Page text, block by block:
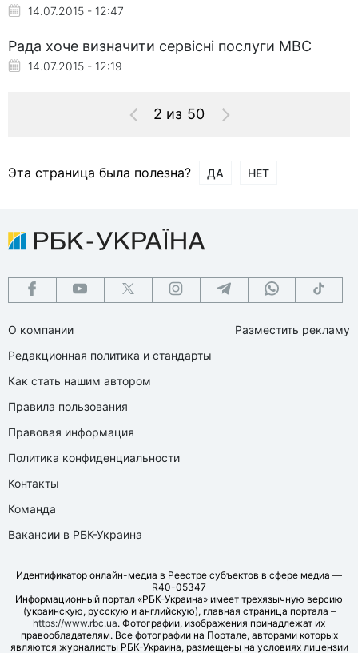
14.07.2015 - 12:47
Рада хоче визначити сервісні послуги МВС
14.07.2015 - 12:19
2 из 50
Эта страница была полезна? ДА НЕТ
О компании
Редакционная политика и стандарты
Как стать нашим автором
Правила пользования
Правовая информация
Политика конфиденциальности
Контакты
Команда
Вакансии в РБК-Украина
Разместить рекламу
Идентификатор онлайн-медиа в Реестре субъектов в сфере медиа —
R40-05347
Информационный портал «РБК-Украина» имеет трехязычную версию
(украинскую, русскую и английскую), главная страница портала –
https://www.rbc.ua. Фотографии, изображения принадлежат их
правообладателям. Все фотографии на Портале, авторами которых
являются журналисты РБК-Украина, размещены на условиях лицензии